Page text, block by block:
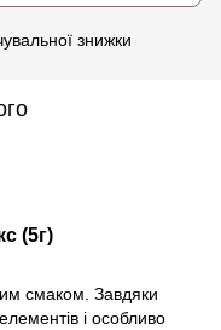
знижки
(5г)
смаком. Завдяки
і особливо